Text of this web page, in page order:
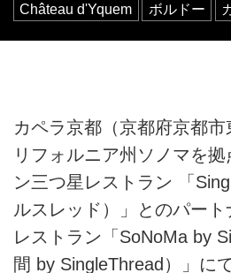
Château d'Yquem
ボルドー
カペラ京都（京都府京都
リフォルニア州ソノマを
ン三つ星レストラン 「
ルスレッド）」とのパー
レストラン「SoNoMa by
間 by SingleThread）」に